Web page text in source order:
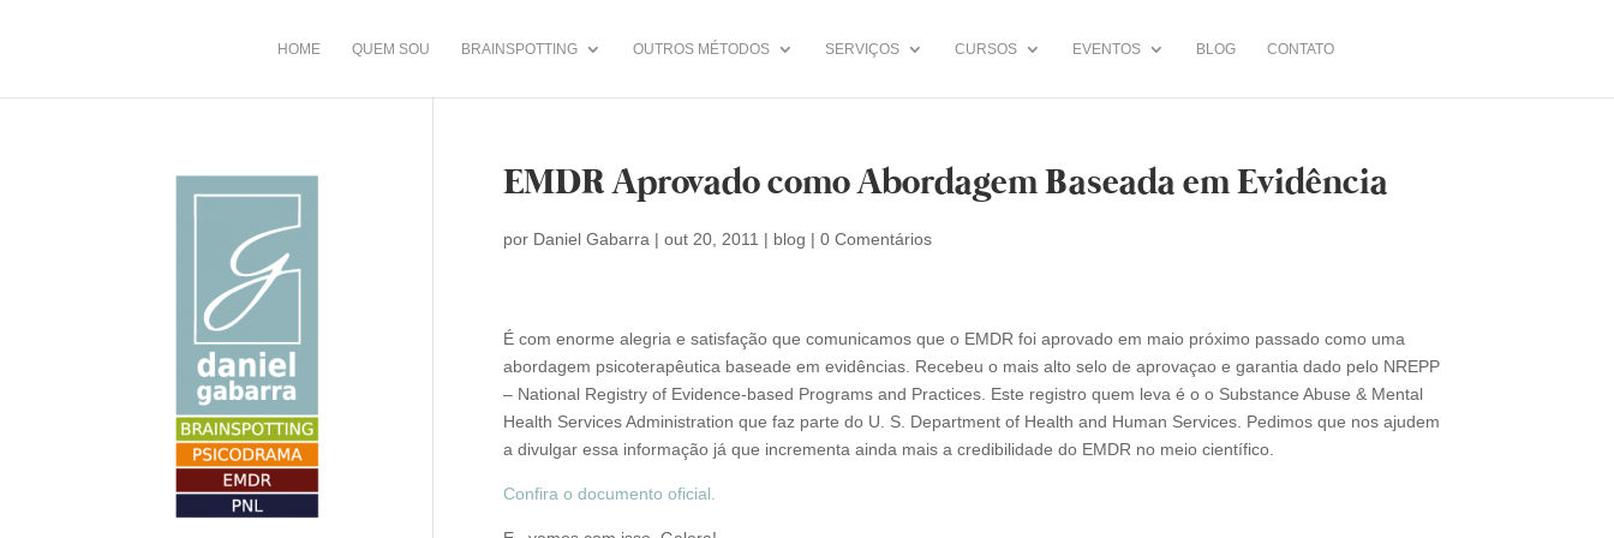
HOME QUEM SOU BRAINSPOTTING OUTROS MÉTODOS SERVIÇOS CURSOS EVENTOS BLOG CONTATO
EMDR Aprovado como Abordagem Baseada em Evidência
por Daniel Gabarra |out 20, 2011 | blog |0 Comentários
É com enorme alegria e satisfação que comunicamos que o EMDR foi aprovado em maio próximo passado como uma
abordagem psicoterapêutica baseade em evidências. Recebeu o mais alto selo de aprovaçao e garantia dado pelo NREPP
– National Registry of Evidence-based Programs and Practices. Este registro quem leva é o o Substance Abuse & Mental
Health Services Administration que faz parte do U. S. Department of Health and Human Services. Pedimos que nos ajudem
a divulgar essa informação já que incrementa ainda mais a credibilidade do EMDR no meio científico.
Confira o documento oficial.